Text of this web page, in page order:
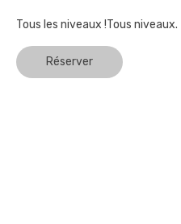
Tous les niveaux !Tous niveaux.
Réserver